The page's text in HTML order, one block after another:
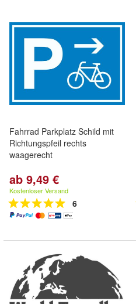
Fahrrad Parkplatz Schild mit
Richtungspfeil rechts
waagerecht
ab 9,49 €
Kostenloser Versand
6